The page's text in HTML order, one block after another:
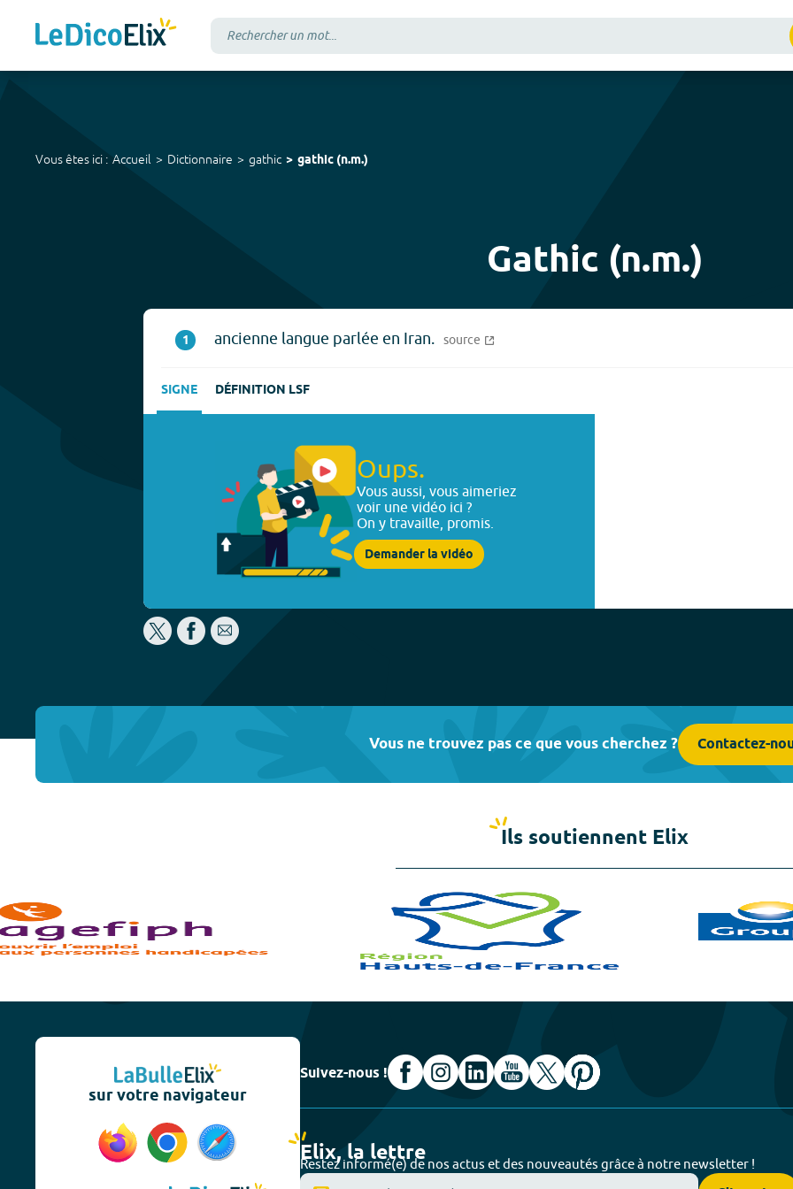
Vous êtes ici : Accueil Dictionnaire gathic gathic (n.m.)
Gathic (n.m.)
1 ancienne langue parlée en Iran. source
SIGNE DÉFINITION LSF
Oups.
Vous aussi, vous aimeriez
voir une vidéo ici ?
On y travaille, promis.
Demander la vidéo
Vous ne trouvez pas ce que vous cherchez ? Contactez-
Ils soutiennent Elix
sur votre navigateur
Suivez-nous !
Elix, la lettre
Restez informé(e) de nos actus et des nouveautés grâce à notre newsletter !